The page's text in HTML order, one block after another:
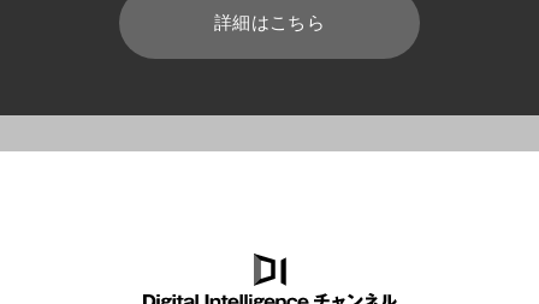
詳細はこちら